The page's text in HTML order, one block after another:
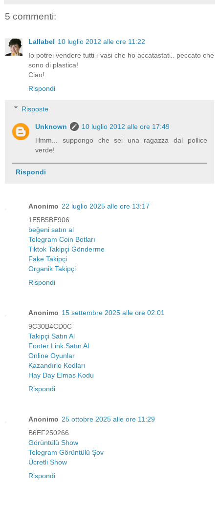
5 commenti:
Lallabel 10 luglio 2012 alle ore 11:22
Io potrei vendere tutti i vasi che ho accatastati.. peccato che
sono di plastica!
Ciao!
Rispondi
Risposte
Unknown
10 luglio 2012 alle ore 17:49
Hmm... suppongo che sei una ragazza dal pollice
verde!
Rispondi
Anonimo 22 luglio 2025 alle ore 13:17
1E5B5BE906
beğeni satın al
Telegram Coin Botları
Tiktok Takipçi Gönderme
Fake Takipçi
Organik Takipçi
Rispondi
Anonimo 15 settembre 2025 alle ore 02:01
9C30B4CD0C
Takipçi Satın Al
Footer Link Satın Al
Online Oyunlar
Kazandırio Kodları
Hay Day Elmas Kodu
Rispondi
Anonimo 25 ottobre 2025 alle ore 11:29
B6EF250266
Görüntülü Show
Telegram Görüntülü Şov
Ücretli Show
Rispondi